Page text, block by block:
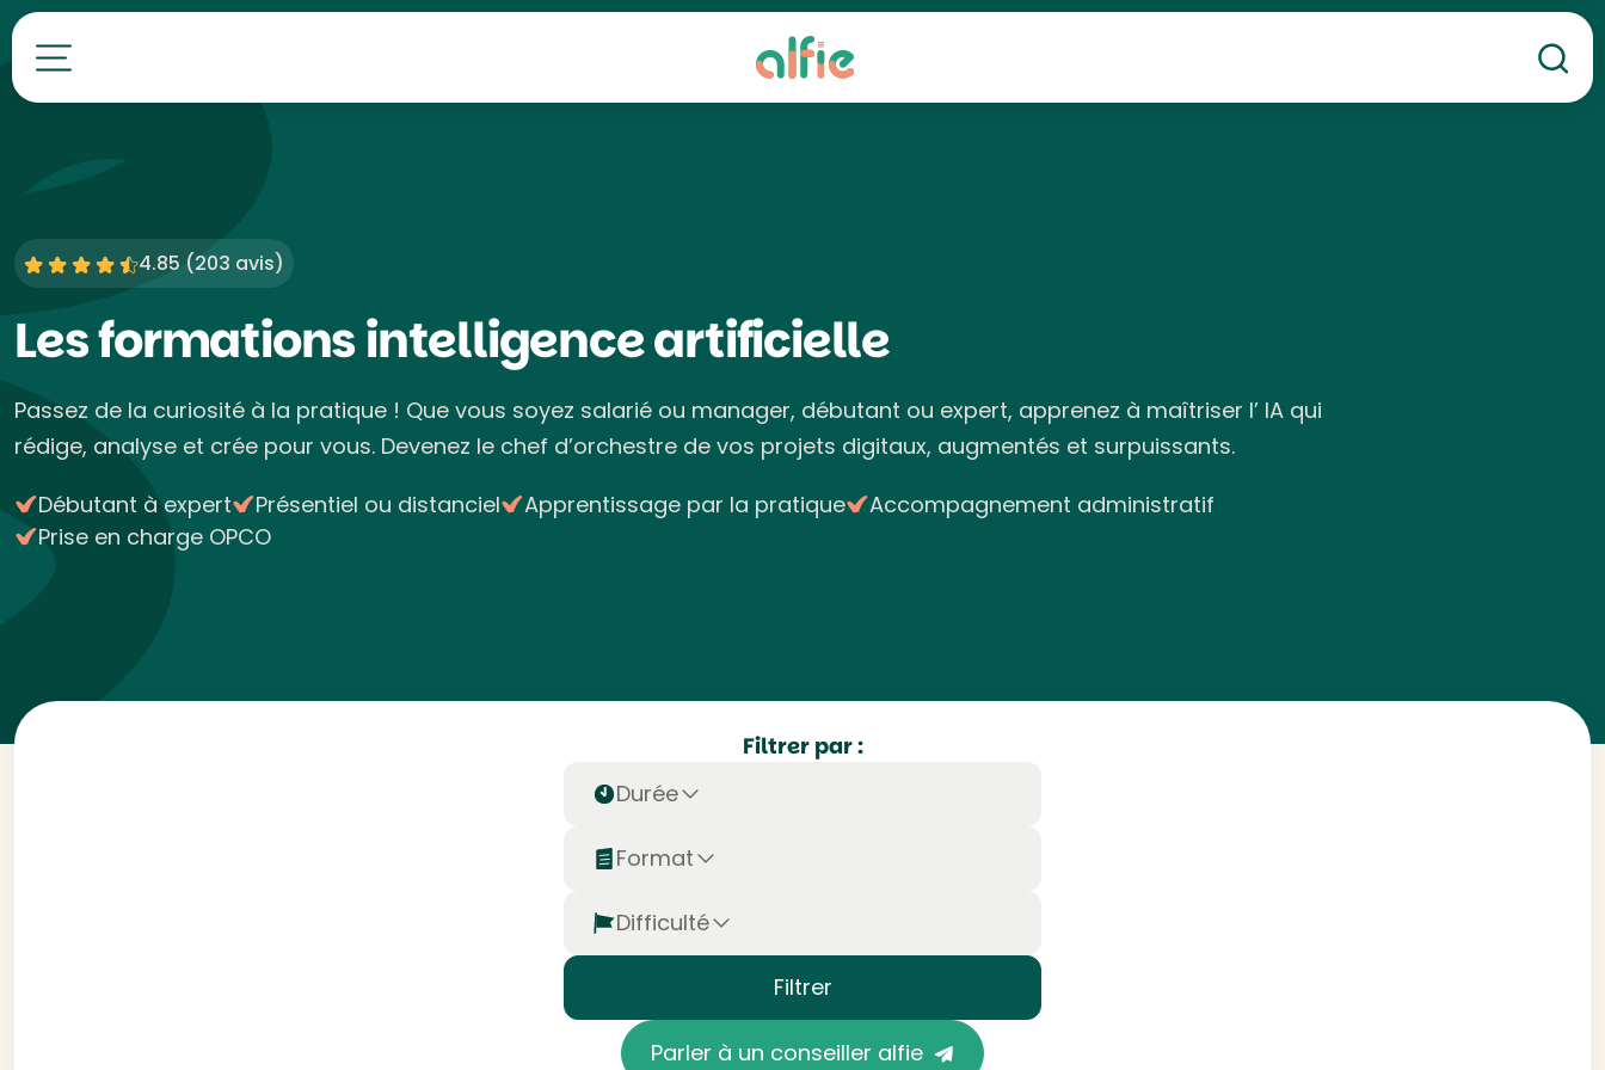
4.85 (203 avis)
Les formations intelligence artificielle
Passez de la curiosité à la pratique ! Que vous soyez salarié ou manager, débutant ou expert, apprenez à maîtriser l’ IA qui
rédige, analyse et crée pour vous. Devenez le chef d’orchestre de vos projets digitaux, augmentés et surpuissants.
Débutant à expert
Présentiel ou distanciel Apprentissage par la pratique
Accompagnement administratif
Prise en charge OPCO
Filtrer par :
Durée
Format
Difficulté
Filtrer
Parler à un conseiller alfie